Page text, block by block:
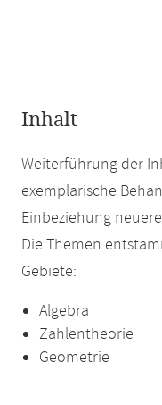
Inhalt
Weiterführung der
exemplarische
Einbeziehung
Die Themen
Gebiete:
Algebra
Zahlentheorie
Geometrie